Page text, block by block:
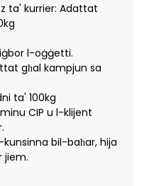
ta' kurrier: Adattat
l-oġġetti.
għal kampjun sa
ta' 100kg
CIP u l-klijent
bil-baħar, hija
jiem.